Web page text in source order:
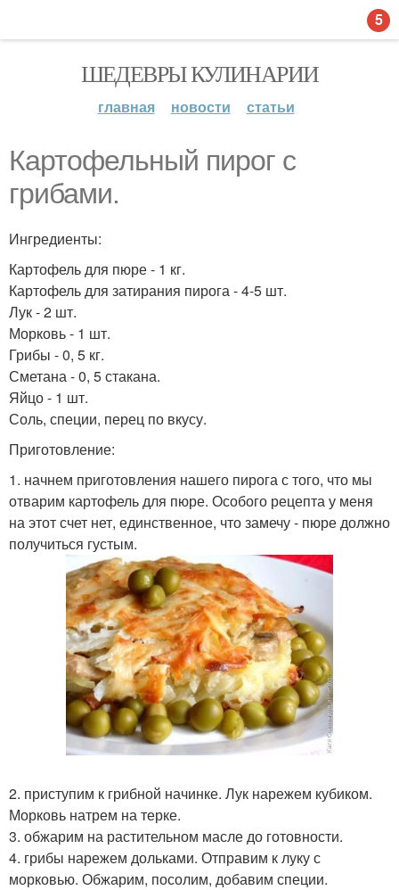
ШЕДЕВРЫ КУЛИНАРИИ
главная новости статьи
Картофельный пирог с
грибами.
Ингредиенты:
Картофель для пюре - 1 кг.
Картофель для затирания пирога - 4-5 шт.
Лук - 2 шт.
Морковь - 1 шт.
Грибы - 0, 5 кг.
Сметана - 0, 5 стакана.
Яйцо - 1 шт.
Соль, специи, перец по вкусу.
Приготовление:
1. начнем приготовления нашего пирога с того, что мы
отварим картофель для пюре. Особого рецепта у меня
на этот счет нет, единственное, что замечу - пюре должно
получиться густым.
2. приступим к грибной начинке. Лук нарежем кубиком.
Морковь натрем на терке.
3. обжарим на растительном масле до готовности.
4. грибы нарежем дольками. Отправим к луку с
морковью. Обжарим, посолим, добавим специи.
5